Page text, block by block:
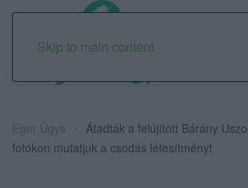
Skip to main content
Eger Ügye
Átadták a felújított Bárány
fotókon mutatjuk a csodás létesítményt